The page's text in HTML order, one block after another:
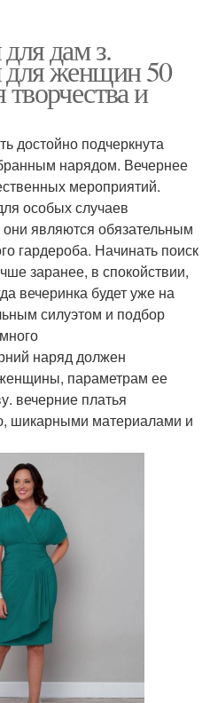
дам з.
для женщин 50
и
достойно подчеркнута
нарядом. Вечернее
мероприятий.
особых случаев
они являются обязательным
гардероба. Начинать поиск
заранее, в спокойствии,
вечеринка будет уже на
силуэтом и подбор
наряд должен
женщины, параметрам ее
вечерние платья
шикарными материалами и